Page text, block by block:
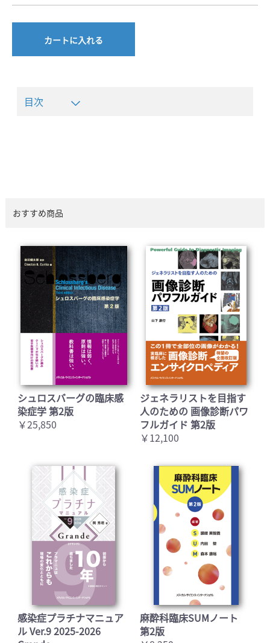
カートに入れる
目次
おすすめ商品
シュロスバーグの臨床感
染症学 第2版
￥25,850
ジェネラリストを目指す
人のための 画像診断パワ
フルガイド 第2版
￥12,100
感染症プラチナマニュア
ル Ver.9 2025-2026
麻酔科臨床SUMノート
第2版